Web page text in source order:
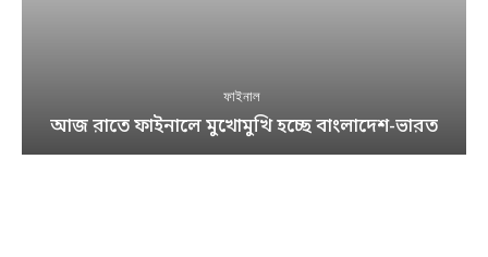
ফাইনাল
আজ রাতে ফাইনালে মুখোমুখি হচ্ছে বাংলাদেশ-ভারত